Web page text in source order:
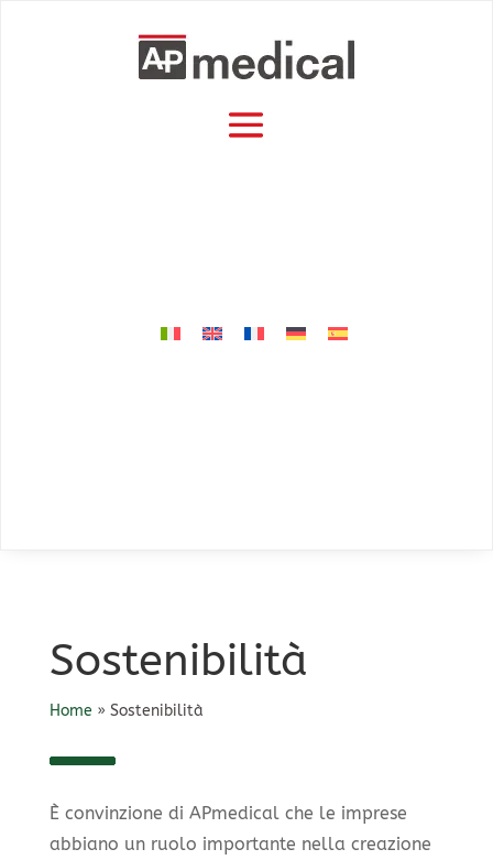
Sostenibilità
Home » Sostenibilità
È convinzione di APmedical che le imprese
abbiano un ruolo importante nella creazione